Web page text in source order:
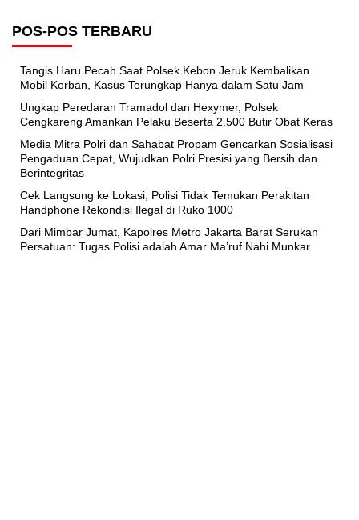
POS-POS TERBARU
Tangis Haru Pecah Saat Polsek Kebon Jeruk Kembalikan
Mobil Korban, Kasus Terungkap Hanya dalam Satu Jam
Ungkap Peredaran Tramadol dan Hexymer, Polsek
Cengkareng Amankan Pelaku Beserta 2.500 Butir Obat Keras
Media Mitra Polri dan Sahabat Propam Gencarkan Sosialisasi
Pengaduan Cepat, Wujudkan Polri Presisi yang Bersih dan
Berintegritas
Cek Langsung ke Lokasi, Polisi Tidak Temukan Perakitan
Handphone Rekondisi Ilegal di Ruko 1000
Dari Mimbar Jumat, Kapolres Metro Jakarta Barat Serukan
Persatuan: Tugas Polisi adalah Amar Ma’ruf Nahi Munkar